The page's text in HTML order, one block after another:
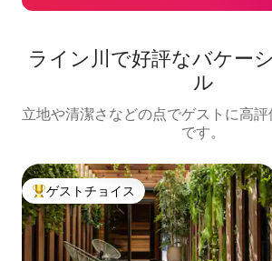
ライン川で好評なバケー
ル
立地や清潔さなどの点でゲストに高
です。
大好評のゲストチョイスです。
ゲストチョイス